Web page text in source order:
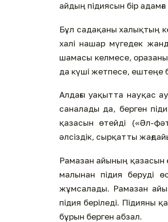
айдың підиясын бір
Бұл садақаны халықтың
халі нашар мүгедек
шамасы келмесе,
да күші жетпесе, ештеңе
Алдағы уақытта науқас
саналады да, берген
қазасын өтейді («Әл-
әлсіздік, сырқатты
Рамазан айының қазасын
малынан підия беруді
жұмсалады. Рамазан
підия беріледі. Підияны
бұрын берген абзал.